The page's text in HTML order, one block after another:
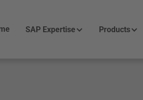
SAP Expertise Products